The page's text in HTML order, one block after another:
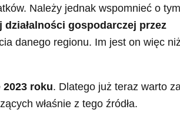
Należy jednak wspomnieć o
gospodarczej przez
danego regionu. Im jest on więc
roku. Dlatego już teraz warto
właśnie z tego źródła.